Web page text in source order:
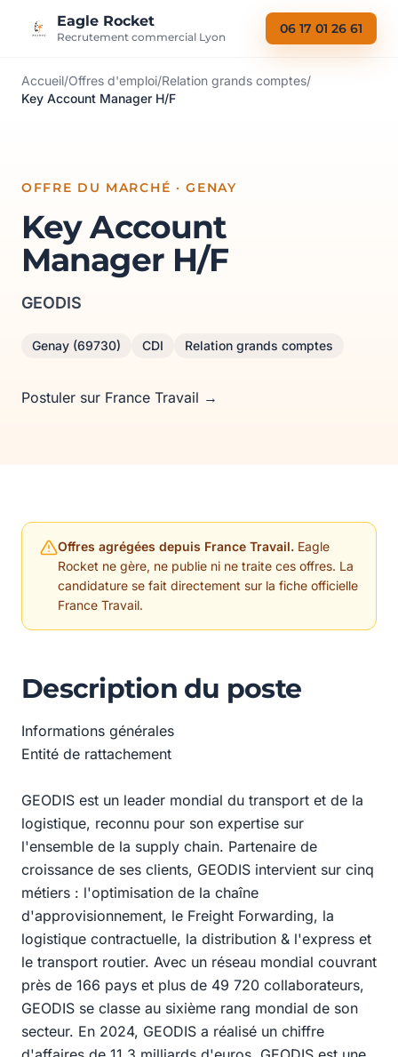
Eagle Rocket
Recrutement commercial Lyon
06 17 01 26 61
Accueil/Offres d'emploi/Relation grands comptes/
Key Account Manager H/F
OFFRE DU MARCHÉ · GENAY
Key Account
Manager H/F
GEODIS
Genay (69730) CDI Relation grands comptes
Postuler sur France Travail →
Offres agrégées depuis France Travail. Eagle
Rocket ne gère, ne publie ni ne traite ces offres. La
candidature se fait directement sur la fiche officielle
France Travail.
Description du poste
Informations générales
Entité de rattachement
GEODIS est un leader mondial du transport et de la
logistique, reconnu pour son expertise sur
l'ensemble de la supply chain. Partenaire de
croissance de ses clients, GEODIS intervient sur cinq
métiers : l'optimisation de la chaîne
d'approvisionnement, le Freight Forwarding, la
logistique contractuelle, la distribution & l'express et
le transport routier. Avec un réseau mondial couvrant
près de 166 pays et plus de 49 720 collaborateurs,
GEODIS se classe au sixième rang mondial de son
secteur. En 2024, GEODIS a réalisé un chiffre